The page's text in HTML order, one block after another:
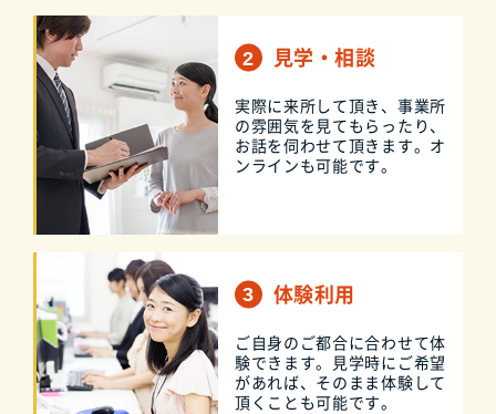
見学・相談
実際に来所して頂き、事業所
の雰囲気を見てもらったり、
お話を伺わせて頂きます。オ
ンラインも可能です。
体験利用
ご自身のご都合に合わせて体
験できます。見学時にご希望
があれば、そのまま体験して
頂くことも可能です。